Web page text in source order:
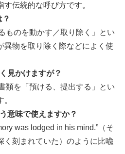
伝統的な呼び方です。
ものを動かす／取り除く」とい
異物を取り除く際などによく使
見かけますが？
類を「預ける、提出する」とい
意味で使えますか？
was lodged in his mind.”（そ
く刻まれていた）のように比喩